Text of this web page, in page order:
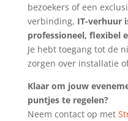
bezoekers of een
verbinding, IT-verhuur
professioneel, flexibel
Je hebt toegang tot de
zorgen over installatie
Klaar om jouw
puntjes te regelen?
Neem contact op met